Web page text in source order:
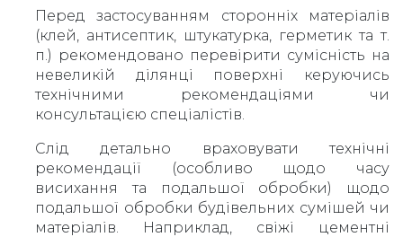
Перед застосуванням сторонніх матеріалів
(клей, антисептик, штукатурка, герметик та т.
п.) рекомендовано перевірити сумісність на
невеликій ділянці поверхні керуючись
технічними рекомендаціями чи
консультацією спеціалістів.
Слід детально враховувати технічні
рекомендації (особливо щодо часу
висихання та подальшої обробки) щодо
подальшої обробки будівельних сумішей чи
матеріалів. Наприклад, свіжі цементні